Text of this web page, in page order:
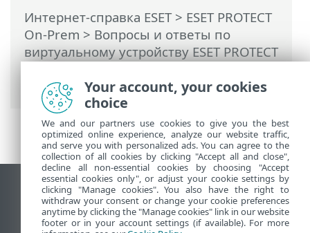
Интернет-справка ESET> ESET PROTECT
On-Prem > Вопросы и ответы по
виртуальному устройству ESET PROTECT
виртуального устройства ESET PROTECT
Использовать сайт для ПК
End of Life
База знаний ESET
Your account, your cookies
choice
We and our partners use cookies to give you the best
optimized online experience, analyze our website traffic,
and serve you with personalized ads. You can agree to the
collection of all cookies by clicking "Accept all and close",
decline all non-essential cookies by choosing "Accept
essential cookies only", or adjust your cookie settings by
clicking "Manage cookies". You also have the right to
withdraw your consent or change your cookie preferences
anytime by clicking the "Manage cookies" link in our website
footer or in your account settings (if available). For more